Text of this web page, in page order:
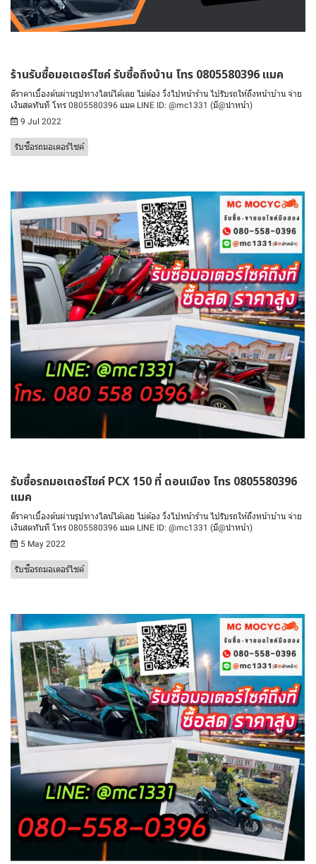
ร้านรับซื้อมอเตอร์ไซค์ รับซื้อถึงบ้าน โทร 0805580396 แมค
ตีราคาเบื้องต้นผ่านรูปทางไลน์ได้เลย ไม่ต้อง วิ่งไปหน้าร้าน ไปรับรถให้ถึงหน้าบ้าน จ่าย
เงินสดทันที โทร 0805580396 แมค LINE ID: @mc1331 (มี@นำหน้า)
9 Jul 2022
รับซื้อรถมอเตอร์ไซค์
รับซื้อรถมอเตอร์ไซค์ PCX 150 ที่ ดอนเมือง โทร 0805580396
แมค
ตีราคาเบื้องต้นผ่านรูปทางไลน์ได้เลย ไม่ต้อง วิ่งไปหน้าร้าน ไปรับรถให้ถึงหน้าบ้าน จ่าย
เงินสดทันที โทร 0805580396 แมค LINE ID: @mc1331 (มี@นำหน้า)
5 May 2022
รับซื้อรถมอเตอร์ไซค์